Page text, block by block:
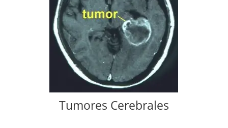
Tumores Cerebrales